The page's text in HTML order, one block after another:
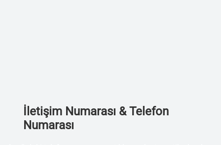
İletişim Numarası & Telefon
Numarası